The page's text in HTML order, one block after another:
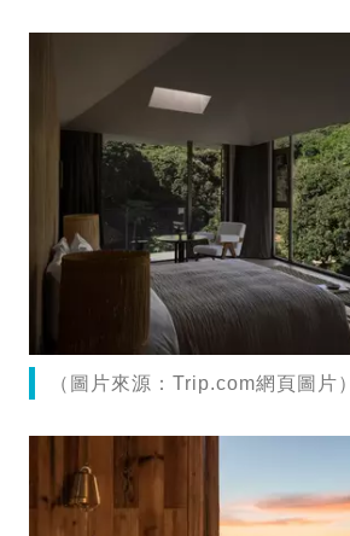
（圖片來源：Trip.com網頁圖片）